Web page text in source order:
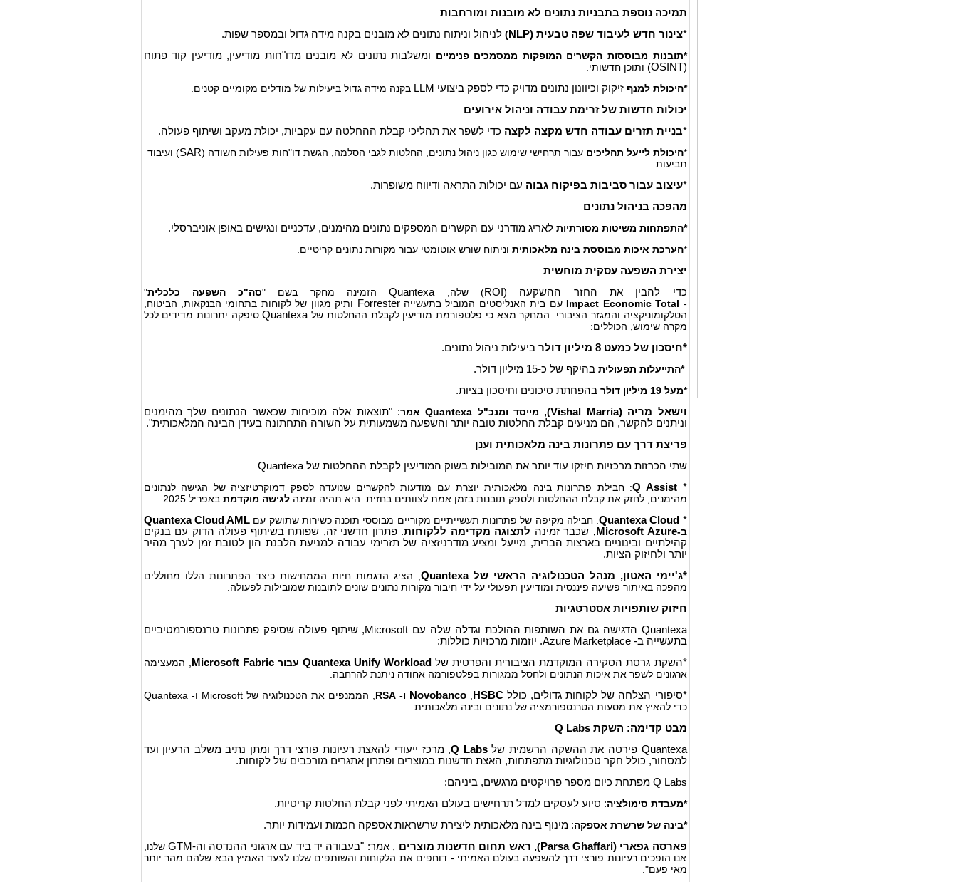
תמיכה נוספת בתבניות נתונים לא מובנות ומורחבות
*צינור חדש לעיבוד שפה טבעית (NLP
) לניהול וניתוח נתונים לא מובנים בקנה מידה גדול ובמספר שפות.
*תובנות מבוססות הקשרים המופקות ממסמכים פנימיים ומשלבות נתונים לא מובנים מדו"חות מודיעין, מודיעין קוד פתוח
(
OSINT) ותוכן חדשותי.
*היכולת למנף זיקוק וכיוונון נתונים מדויק כדי לספק ביצועי LLM בקנה מידה גדול ביעילות של מודלים מקומיים קטנים.
יכולות חדשות של זרימת עבודה וניהול אירועים
*בניית תזרים עבודה חדש מקצה לקצה כדי לשפר את תהליכי קבלת ההחלטה עם עקביות, יכולת מעקב ושיתוף פעולה.
*היכולת לייעל תהליכים עבור תרחישי שימוש כגון ניהול נתונים, החלטות לגבי הסלמה, הגשת דו"חות פעילות חשודה (SAR) ועיבוד
תביעות.
*עיצוב עבור סביבות בפיקוח גבוה עם יכולות התראה ודיווח משופרות.
מהפכה בניהול נתונים
*התפתחות משיטות מסורתיות לאריג מודרני עם הקשרים המספקים נתונים מהימנים, עדכניים ונגישים באופן אוניברסלי.
*הערכת איכות מבוססת בינה מלאכותית וניתוח שורש אוטומטי עבור מקורות נתונים קריטיים.
יצירת השפעה עסקית מוחשית
כדי להבין את החזר ההשקעה ( ROI) שלה, Quantexaהזמינה מחקר בשם "סה"כ השפעה כלכלית"
-
Total
Economic
Impact עם בית האנליסטים המוביל בתעשייהForrester ותיק מגוון של לקוחות בתחומי הבנקאות, הביטוח,
הטלקומוניקציה והמגזר הציבורי. המחקר מצא כי פלטפורמת מודיעין לקבלת ההחלטות של Quantexaסיפקה יתרונות מדידים לכל
מקרה שימוש, הכוללים:
*חיסכון של כמעט 8 מיליון דולר
ביעילות ניהול נתונים.
*התייעלות תפעוליתבהיקף של כ-15 מיליון דולר.
*מעל 19 מיליון דולר
בהפחתת סיכונים וחיסכון בציות.
וישאל מריה (Vishal Marria), מייסד ומנכ"ל Quantexa אמר
: "תוצאות אלה מוכיחות שכאשר הנתונים שלך מהימנים
וניתנים להקשר, הם מניעים קבלת החלטות טובה יותר והשפעה משמעותית על השורה התחתונה בעידן הבינה המלאכותית".
פריצת דרך עם פתרונות בינה מלאכותית וענן
שתי הכרזות מרכזיות חיזקו עוד יותר את המובילות בשוק המודיעין לקבלת ההחלטות שלQuantexa
:
*
Q Assist: חבילת פתרונות בינה מלאכותית יוצרת עם מודעות להקשרים שנועדה לספק דמוקרטיזציה של הגישה לנתונים
מהימנים, לחזק את קבלת ההחלטות ולספק תובנות בזמן אמת לצוותים בחזית. היא תהיה זמינהלגישה מוקדמת באפריל 2025.
*
Quantexa Cloud: חבילה מקיפה של פתרונות תעשייתיים מקוריים מבוססי תוכנה כשירות שתושק עם Quantexa Cloud AML
ב-Microsoft Azure
, שכבר זמינה לתצוגה מקדימה ללקוחות. פתרון חדשני זה, שפותח בשיתוף פעולה הדוק עם בנקים
קהילתיים ובינוניים בארצות הברית, מייעל ומציע מודרניזציה של תזרימי עבודה למניעת הלבנת הון לטובת זמן לערך מהיר
יותר ולחיזוק הציות.
*ג'יימי האטון, מנהל הטכנולוגיה הראשי שלQuantexa , הציג הדגמות חיות הממחישות כיצד הפתרונות הללו מחוללים
מהפכה באיתור פשיעה פיננסית ומודיעין תפעולי על ידי חיבור מקורות נתונים שונים לתובנות שמובילות לפעולה.
חיזוק שותפויות אסטרטגיות
Quantexa הדגישה גם את השותפות ההולכת וגדלה שלה עם Microsoft, שיתוף פעולה שסיפק פתרונות טרנספורמטיביים
בתעשייה ב- Azure Marketplace. יוזמות מרכזיות כוללות:
*השקת גרסת הסקירה המוקדמת הציבורית והפרטית של Quantexa Unify Workload עבורMicrosoft Fabric
, המעצימה
ארגונים לשפר את איכות הנתונים ולחסל ממגורות בפלטפורמה אחודה ניתנת להרחבה.
*סיפורי הצלחה של לקוחות גדולים, כולל HSBC
Novobanco ו- RSA
, הממנפים את הטכנולוגיה של Microsoft ו- Quantexa
כדי להאיץ את מסעות הטרנספורמציה של נתונים ובינה מלאכותית.
מבט קדימה: השקת Q Labs
Quantexa פירטה את ההשקה הרשמית של
Q Labs, מרכז ייעודי להאצת רעיונות פורצי דרך ומתן נתיב משלב הרעיון ועד
למסחור, כולל חקר טכנולוגיות מתפתחות, האצת חדשנות במוצרים ופתרון אתגרים מורכבים של לקוחות.
Q Labs מפתחת כיום מספר פרויקטים מרגשים, ביניהם:
*מעבדת סימולציה: סיוע לעסקים למדל תרחישים בעולם האמיתי לפני קבלת החלטות קריטיות.
*בינה של שרשרת אספקה: מינוף בינה מלאכותית ליצירת שרשראות אספקה חכמות ועמידות יותר.
פארסה גפארי (Parsa Ghaffari
), ראש תחום חדשנות מוצרים , אמר: "בעבודה יד ביד עם ארגוני ההנדסה וה-GTM שלנו,
אנו הופכים רעיונות פורצי דרך להשפעה בעולם האמיתי - דוחפים את הלקוחות והשותפים שלנו לצעד האמיץ הבא שלהם מהר יותר
מאי פעם".